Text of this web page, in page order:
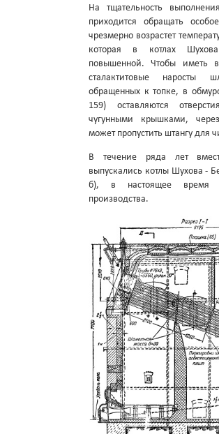
На тщательность
приходится обращать
чрезмерно возрастет
которая в котлах
повышенной. Чтобы иметь
сталактитовые наросты
обращенных к топке, в
159) оставляются
чугунными крышками,
может пропустить штангу для
В течение ряда лет
выпускались котлы Шухова -
б), в настоящее время
производства.